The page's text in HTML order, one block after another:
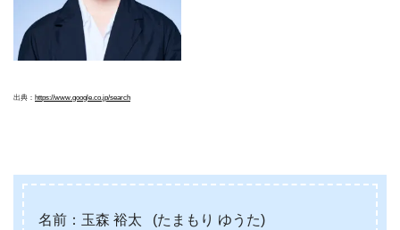
出典： https://www.google.co.jp/search
名前：玉森 裕太 (たまもり ゆうた)